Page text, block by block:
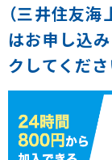
（三井住友
はお申し込
クしてくださ